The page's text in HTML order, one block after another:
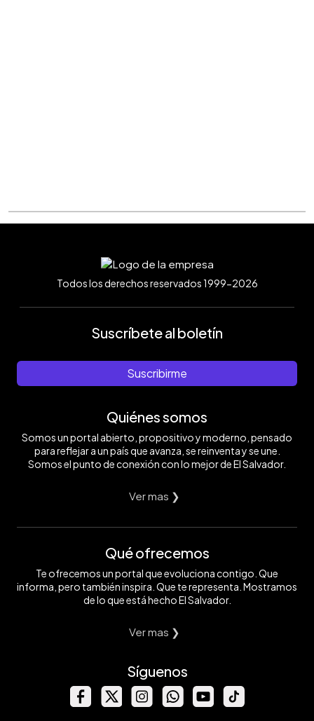
Todos los derechos reservados 1999-2026
Suscríbete al boletín
Suscribirme
Quiénes somos
Somos un portal abierto, propositivo y moderno, pensado
para reflejar a un país que avanza, se reinventa y se une.
Somos el punto de conexión con lo mejor de El Salvador.
Ver mas ❯
Qué ofrecemos
Te ofrecemos un portal que evoluciona contigo. Que
informa, pero también inspira. Que te representa. Mostramos
de lo que está hecho El Salvador.
Ver mas ❯
Síguenos